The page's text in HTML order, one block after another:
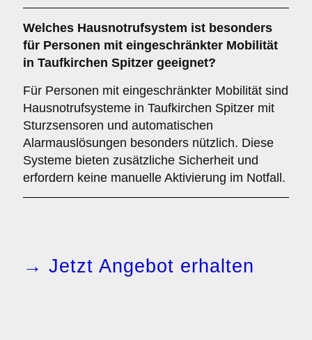
Welches Hausnotrufsystem ist besonders
für Personen mit eingeschränkter Mobilität
in Taufkirchen Spitzer geeignet?
Für Personen mit eingeschränkter Mobilität sind
Hausnotrufsysteme in Taufkirchen Spitzer mit
Sturzsensoren und automatischen
Alarmauslösungen besonders nützlich. Diese
Systeme bieten zusätzliche Sicherheit und
erfordern keine manuelle Aktivierung im Notfall.
→ Jetzt Angebot erhalten